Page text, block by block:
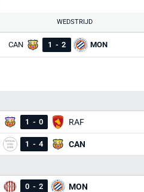
WEDSTRIJD
CAN 1 - 2 MON
1 - 0 RAF
1 - 4 CAN
0 - 2 MON